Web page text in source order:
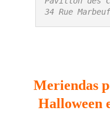
34 Rue
Meriendas
Halloween